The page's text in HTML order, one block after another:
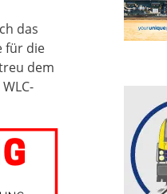
das
für die
dem